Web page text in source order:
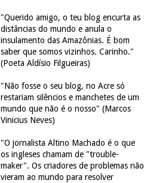
"Querido amigo, o teu blog encurta as
distâncias do mundo e anula o
insulamento das Amazônias. É bom
saber que somos vizinhos. Carinho."
(Poeta Aldísio Filgueiras)
"Não fosse o seu blog, no Acre só
restariam silêncios e manchetes de um
mundo que não é o nosso" (Marcos
Vinicius Neves)
"O jornalista Altino Machado é o que
os ingleses chamam de "trouble-
maker". Os criadores de problemas não
vieram ao mundo para resolver